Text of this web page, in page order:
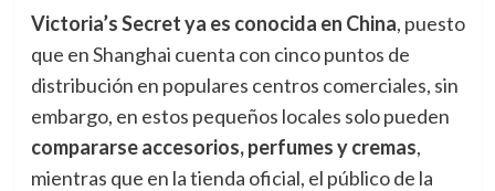
Victoria’s Secret ya es conocida en China, puesto
que en Shanghai cuenta con cinco puntos de
distribución en populares centros comerciales, sin
embargo, en estos pequeños locales solo pueden
compararse accesorios, perfumes y cremas,
mientras que en la tienda oficial, el público de la